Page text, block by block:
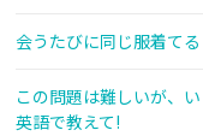
会うたびに同じ服着て
この問題は難しいが、
英語で教えて!